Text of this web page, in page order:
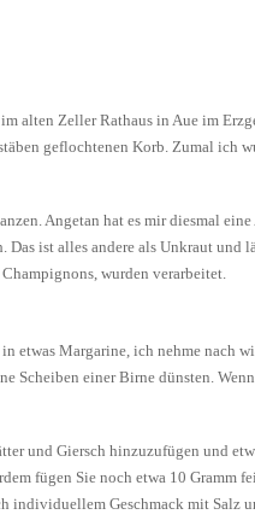
alten Zeller Rathaus in Aue im
geflochtenen Korb. Zumal ich
Angetan hat es mir diesmal eine
ist alles andere als Unkraut
wurden verarbeitet.
etwas Margarine, ich nehme
einer Birne dünsten.
und Giersch hinzuzufügen
fügen Sie noch etwa 10
individuellem Geschmack mit Salz